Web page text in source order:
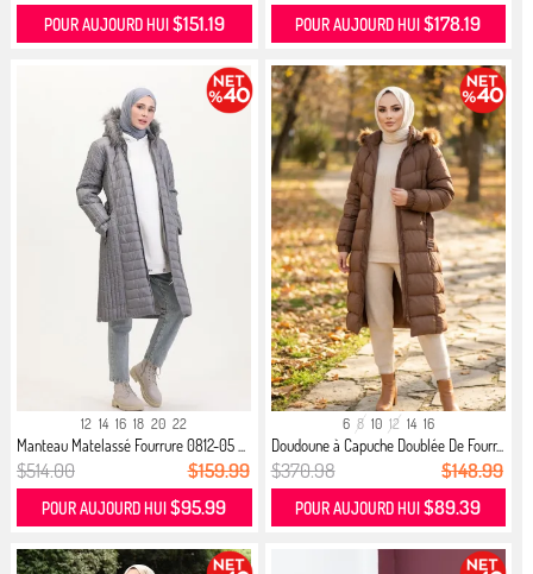
POUR AUJOURD HUI $151.19 POUR AUJOURD HUI$178.19
12 14 16 18 20 22
Manteau Matelassé Fourrure 0812-05 ...
$514.00 $159.99
POUR AUJOURD HUI$95.99
6 8 10 12 14 16
Doudoune à Capuche Doublée De Fourr...
$370.98 $148.99
POUR AUJOURD HUI$89.39